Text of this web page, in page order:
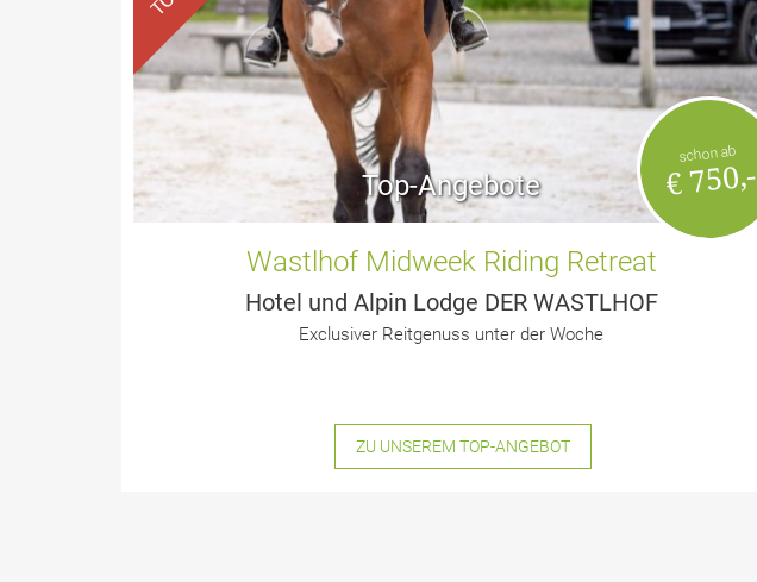
schon ab
€ 750,-
Top-Angebote
Wastlhof Midweek Riding Retreat
Hotel und Alpin Lodge DER WASTLHOF
Exclusiver Reitgenuss unter der Woche
ZU UNSEREM TOP-ANGEBOT